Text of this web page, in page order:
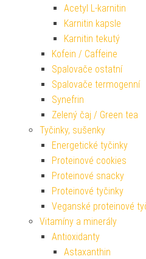
Acetyl L-karnitin
Karnitin kapsle
Karnitin tekutý
Kofein / Caffeine
Spalovače ostatní
Spalovače termogenní
Synefrin
Zelený čaj / Green tea
Tyčinky, sušenky
Energetické tyčinky
Proteinové cookies
Proteinové snacky
Proteinové tyčinky
Veganské proteinové
Vitamíny a minerály
Antioxidanty
Astaxanthin